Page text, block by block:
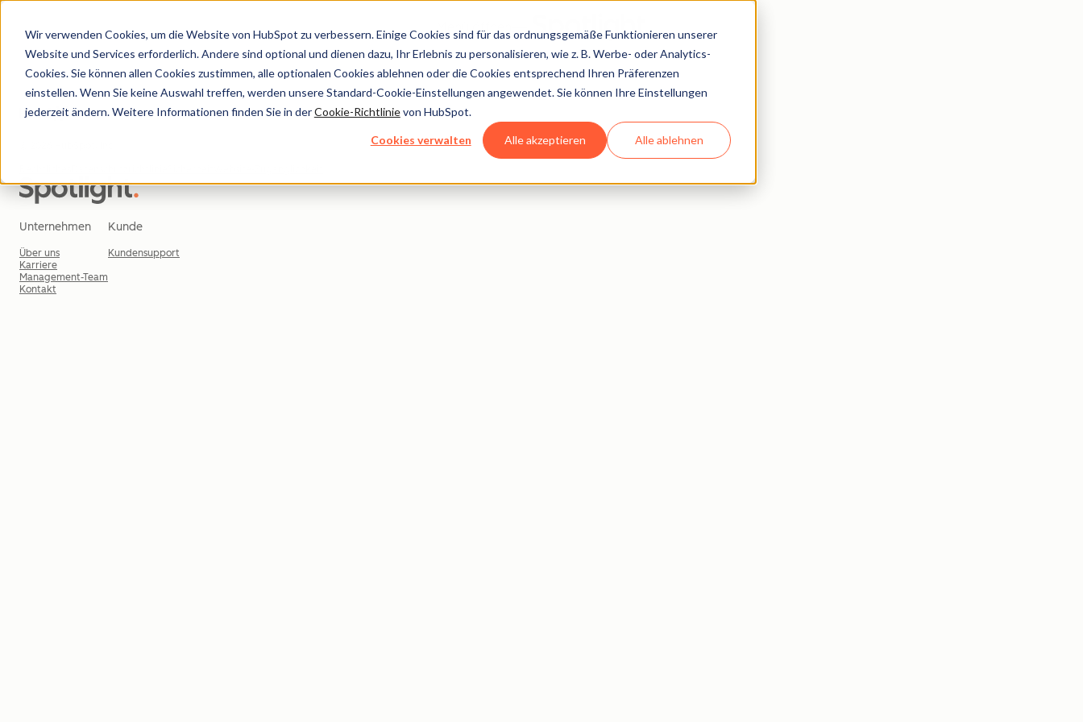
Wir verwenden Cookies, um die Website von HubSpot zu verbessern. Einige Cookies sind für das ordnungsgemäße Funktionieren unserer
Website und Services erforderlich. Andere sind optional und dienen dazu, Ihr Erlebnis zu personalisieren, wie z. B. Werbe- oder Analytics-
Cookies. Sie können allen Cookies zustimmen, alle optionalen Cookies ablehnen oder die Cookies entsprechend Ihren Präferenzen
einstellen. Wenn Sie keine Auswahl treffen, werden unsere Standard-Cookie-Einstellungen angewendet. Sie können Ihre Einstellungen
jederzeit ändern. Weitere Informationen finden Sie in derCookie-Richtlinievon HubSpot.
Cookies verwalten Alle akzeptieren Alle ablehnen
Unternehmen
Über uns
Karriere
Management-Team
Kontakt
Kunde
Kundensupport